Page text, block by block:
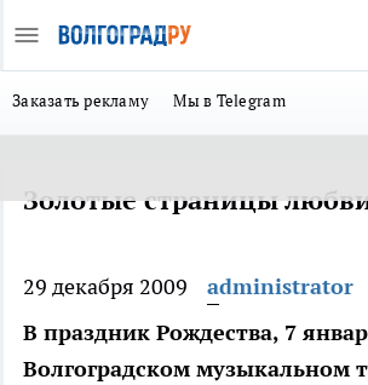
Заказать рекламу Мы в Telegram
Золотые страницы
29 декабря 2009
administrator
В праздник Рождества, 7
Волгоградском музыкальном